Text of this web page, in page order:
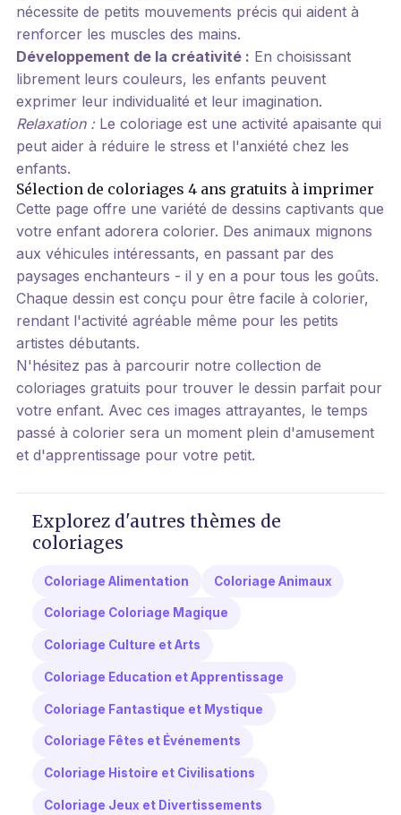
nécessite de petits mouvements précis qui aident à
renforcer les muscles des mains.
Développement de la créativité : En choisissant
librement leurs couleurs, les enfants peuvent
exprimer leur individualité et leur imagination.
Relaxation :Le coloriage est une activité apaisante qui
peut aider à réduire le stress et l'anxiété chez les
enfants.
Sélection de coloriages 4 ans gratuits à imprimer
Cette page offre une variété de dessins captivants que
votre enfant adorera colorier. Des animaux mignons
aux véhicules intéressants, en passant par des
paysages enchanteurs - il y en a pour tous les goûts.
Chaque dessin est conçu pour être facile à colorier,
rendant l'activité agréable même pour les petits
artistes débutants.
N'hésitez pas à parcourir notre collection de
coloriages gratuits pour trouver le dessin parfait pour
votre enfant. Avec ces images attrayantes, le temps
passé à colorier sera un moment plein d'amusement
et d'apprentissage pour votre petit.
Explorez d'autres thèmes de
coloriages
Coloriage Alimentation Coloriage Animaux
Coloriage Coloriage Magique
Coloriage Culture et Arts
Coloriage Education et Apprentissage
Coloriage Fantastique et Mystique
Coloriage Fêtes et Événements
Coloriage Histoire et Civilisations
Coloriage Jeux et Divertissements